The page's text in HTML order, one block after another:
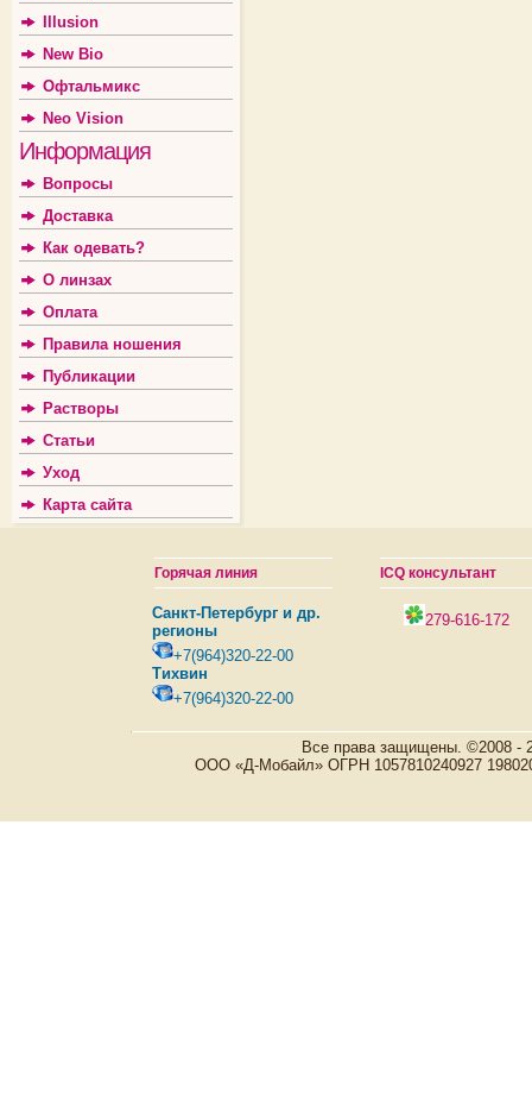
Illusion
New Bio
Офтальмикс
Neo Vision
Информация
Вопросы
Доставка
Как одевать?
О линзах
Оплата
Правила ношения
Публикации
Растворы
Статьи
Уход
Карта сайта
Горячая линия
Санкт-Петербург и др.
регионы
+7(964)320-22-00
Тихвин
+7(964)320-22-00
ICQ консультант
279-616-172
Все права защищены. ©2008 -
ООО «Д-Мобайл» ОГРН 1057810240927